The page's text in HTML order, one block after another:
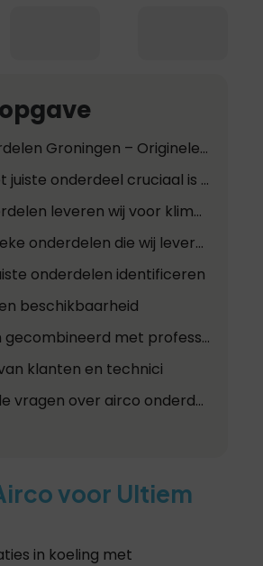
en Kwalitatieve Vervangingsonderdelen voor Alle Klimaatsystemen
cruciaal is voor uw klimaatsysteem
wij voor klimaatsystemen in Groningen?
onderdelen die wij leveren
onderdelen identificeren
beschikbaarheid
met professionele installatie
klanten en technici
over airco onderdelen
voor Ultiem
in koeling met